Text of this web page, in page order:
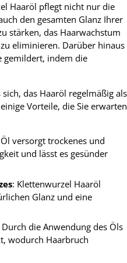
Haaröl pflegt nicht nur die
den gesamten Glanz Ihrer
stärken, das Haarwachstum
eliminieren. Darüber hinaus
gemildert, indem die
das Haaröl regelmäßig als
Vorteile, die Sie erwarten
versorgt trockenes und
und lässt es gesünder
: Klettenwurzel Haaröl
Glanz und eine
Durch die Anwendung des Öls
wodurch Haarbruch